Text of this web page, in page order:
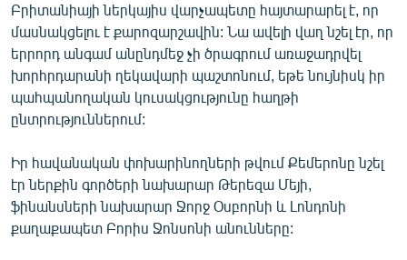
ՄԻՋԱԶԳԱՅԻՆ
ՄՇԱԿՈՒՅԹ
ՍՊՈՐՏ
ՄԵԿՆԱԲԱՆՈՒԹՅՈՒՆ
ԿՈՐՈՆԱՎԻՐՈՒՍ
ԱՐԽԻՎ
ՏԵՍԱՆՅՈՒԹԵՐ
Բրիտանիայի ներկայիս վարչապետը հայտարարել է, որ
մասնակցելու է քարոզարշավին: Նա ավելի վաղ նշել էր, որ
երրորդ անգամ անընդմեջ չի ծրագրում առաջադրվել
խորհրդարանի ղեկավարի պաշտոնում, եթե նույնիսկ իր
պահպանողական կուսակցությունը հաղթի
ընտրություններում:
Իր հավանական փոխարինողների թվում Քեմերոնը նշել
էր ներքին գործերի նախարար Թերեզա Մեյի,
ֆինանսների նախարար Ջորջ Օսբորնի և Լոնդոնի
քաղաքապետ Բորիս Ջոնսոնի անունները: